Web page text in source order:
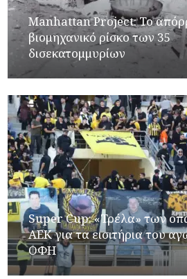
Manhattan Project: Το
βιομηχανικό ρίσκο των 35
δισεκατομμυρίων
Super Cup: «Τρέλα» των
ΑΕΚ για τα εισιτήρια του
ΟΦΗ